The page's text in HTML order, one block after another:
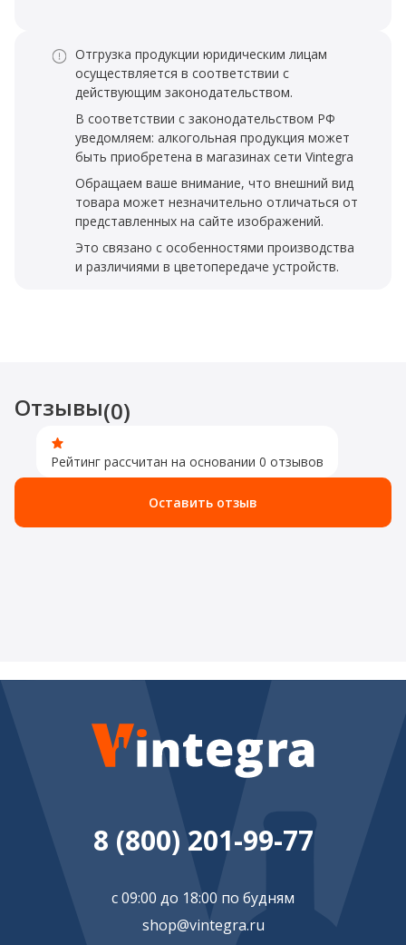
Отгрузка продукции юридическим лицам
осуществляется в соответствии с
действующим законодательством.
В соответствии с законодательством РФ
уведомляем: алкогольная продукция может
быть приобретена в магазинах сети Vintegra
Обращаем ваше внимание, что внешний вид
товара может незначительно отличаться от
представленных на сайте изображений.
Это связано с особенностями производства
и различиями в цветопередаче устройств.
Отзывы(0)
Рейтинг рассчитан на основании 0 отзывов
Оставить отзыв
8 (800) 201-99-77
с 09:00 до 18:00 по будням
shop@vintegra.ru